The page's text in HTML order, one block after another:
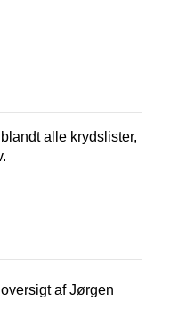
alle krydslister,
afJørgen